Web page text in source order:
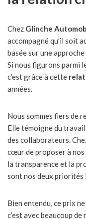
Chez Glinche
accompagné qu’il soit
basée sur une
Si nous figurons parmi
c’est grâce à cette
années.
Nous sommes fiers de
Elle témoigne du travail
des collaborateurs.
cœur de proposer à nos
la transparence et la
sont nos deux priorités
Bien entendu, ce prix
c’est avec beaucoup